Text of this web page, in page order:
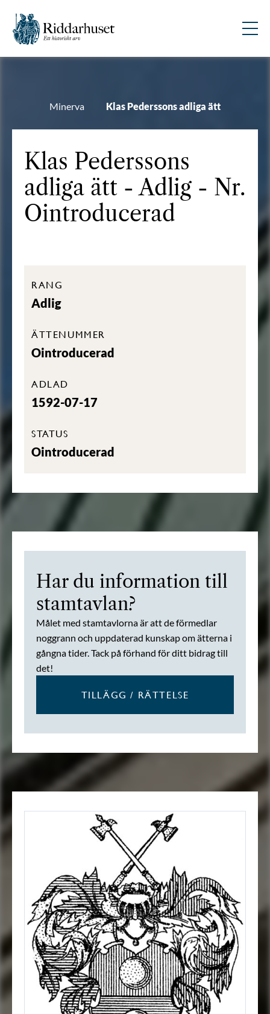
Minerva Klas Pederssons adliga ätt
Klas Pederssons
adliga ätt - Adlig - Nr.
Ointroducerad
RANG
Adlig
ÄTTENUMMER
Ointroducerad
ADLAD
1592-07-17
STATUS
Ointroducerad
Har du information till
stamtavlan?
Målet med stamtavlorna är att de förmedlar
noggrann och uppdaterad kunskap om ätterna i
gångna tider. Tack på förhand för ditt bidrag till
det!
TILLÄGG / RÄTTELSE